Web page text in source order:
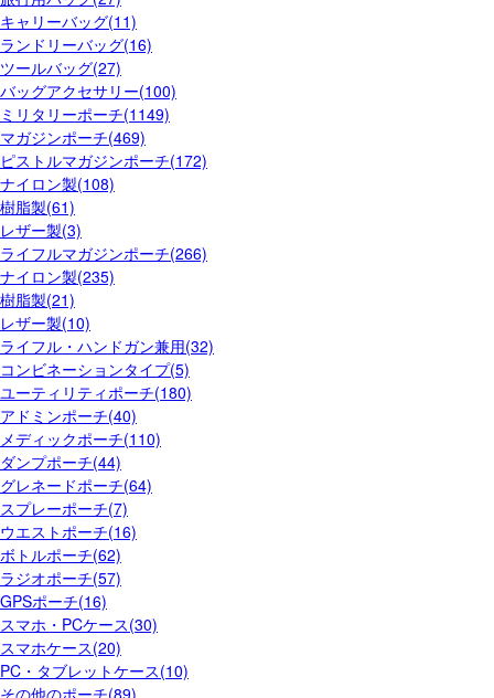
キャリーバッグ(11)
ランドリーバッグ(16)
ツールバッグ(27)
バッグアクセサリー(100)
ミリタリーポーチ(1149)
マガジンポーチ(469)
ピストルマガジンポーチ(172)
ナイロン製(108)
樹脂製(61)
レザー製(3)
ライフルマガジンポーチ(266)
ナイロン製(235)
樹脂製(21)
レザー製(10)
ライフル・ハンドガン兼用(32)
コンビネーションタイプ(5)
ユーティリティポーチ(180)
アドミンポーチ(40)
メディックポーチ(110)
ダンプポーチ(44)
グレネードポーチ(64)
スプレーポーチ(7)
ウエストポーチ(16)
ボトルポーチ(62)
ラジオポーチ(57)
GPSポーチ(16)
スマホ・PCケース(30)
スマホケース(20)
PC・タブレットケース(10)
その他のポーチ(89)